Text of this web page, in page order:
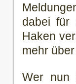
dabei für
Haken
mehr
Wer nun